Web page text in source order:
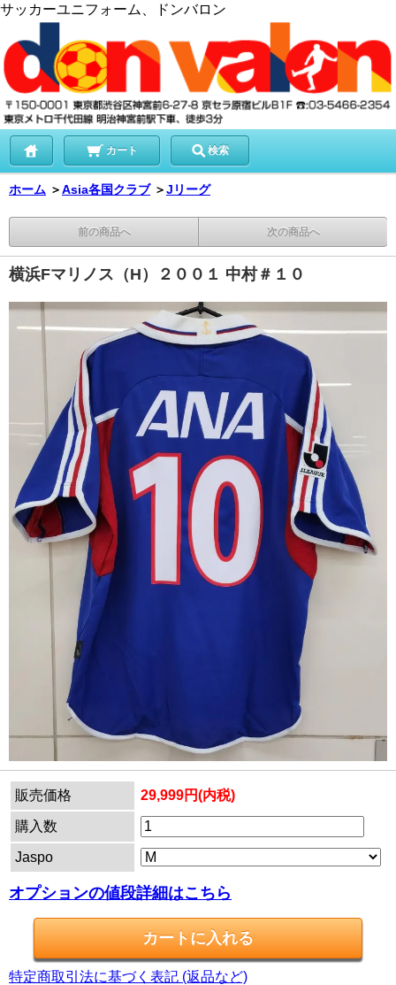
サッカーユニフォーム、ドンバロン
カート 検索
ホーム ＞Asia各国クラブ ＞Jリーグ
前の商品へ 次の商品へ
横浜Fマリノス（H）２００１ 中村＃１０
販売価格 29,999円(内税)
購入数
Jaspo
オプションの値段詳細はこちら
特定商取引法に基づく表記 (返品など)